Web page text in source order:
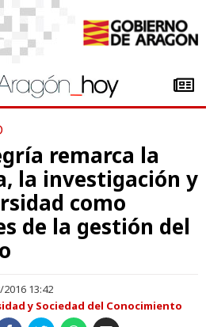
remarca la
la investigación y
como
de la gestión del
13:42
y Sociedad del Conocimiento